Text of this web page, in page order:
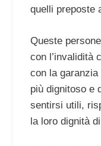
quelli preposte
Queste
con l’invalidità
con la
più dignitoso e
sentirsi utili,
la loro dignità